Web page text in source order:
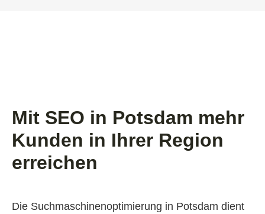
Mit SEO in Potsdam mehr
Kunden in Ihrer Region
erreichen
Die Suchmaschinenoptimierung in Potsdam dient